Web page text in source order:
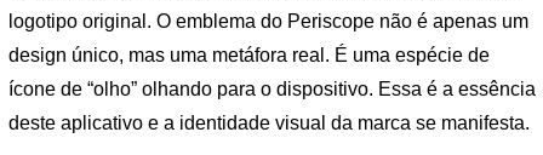
logotipo original. O emblema do Periscope não é apenas um
design único, mas uma metáfora real. É uma espécie de
ícone de “olho” olhando para o dispositivo. Essa é a essência
deste aplicativo e a identidade visual da marca se manifesta.